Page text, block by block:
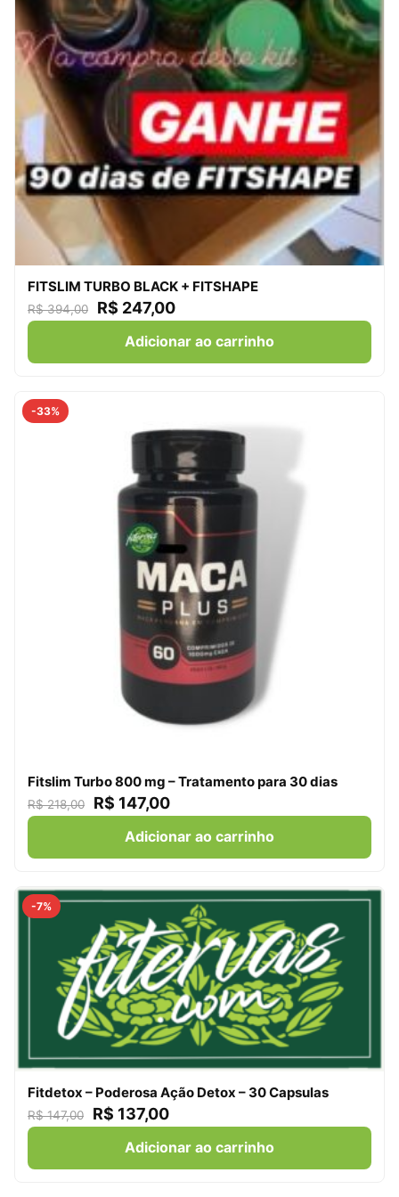
FITSLIM TURBO BLACK + FITSHAPE
R$394,00 R$ 247,00
Adicionar ao carrinho
-33%
Fitslim Turbo 800 mg – Tratamento para 30 dias
R$218,00 R$ 147,00
Adicionar ao carrinho
-7%
Fitdetox – Poderosa Ação Detox – 30 Capsulas
R$147,00 R$ 137,00
Adicionar ao carrinho